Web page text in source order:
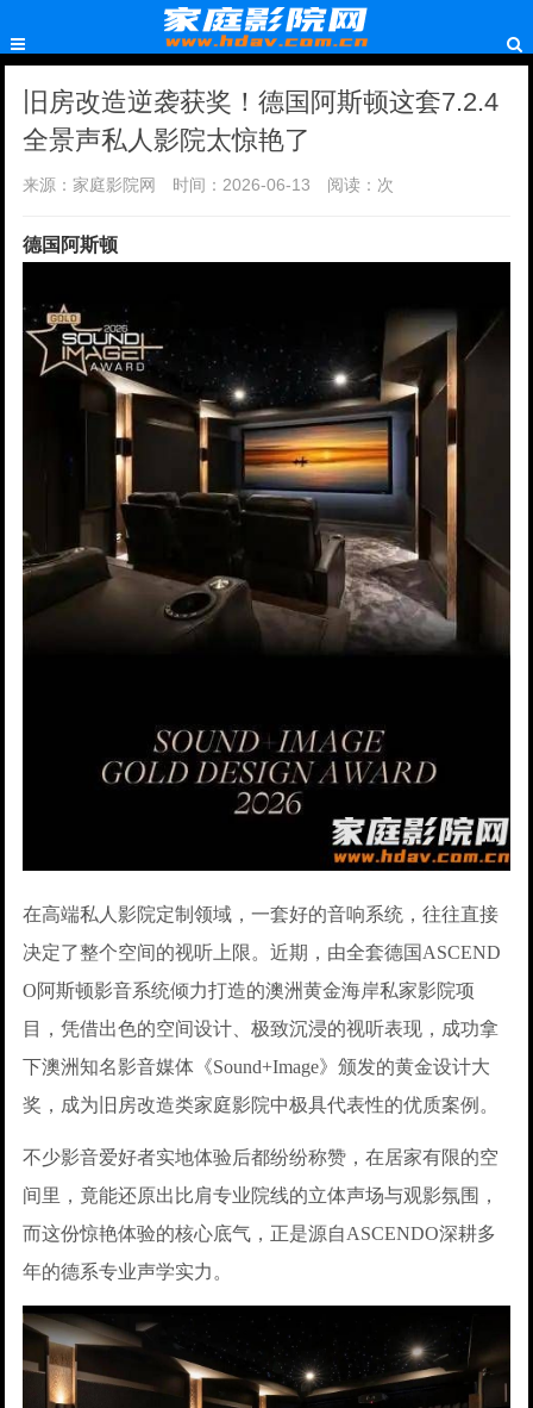
旧房改造逆袭获奖！德国阿斯顿这套7.2.4
全景声私人影院太惊艳了
来源：家庭影院网 时间：2026-06-13 阅读： 次
德国阿斯顿
在高端私人影院定制领域，一套好的音响系统，往往直接
决定了整个空间的视听上限。近期，由全套德国ASCEND
O阿斯顿影音系统倾力打造的澳洲黄金海岸私家影院项
目，凭借出色的空间设计、极致沉浸的视听表现，成功拿
下澳洲知名影音媒体《Sound+Image》颁发的黄金设计大
奖，成为旧房改造类家庭影院中极具代表性的优质案例。
不少影音爱好者实地体验后都纷纷称赞，在居家有限的空
间里，竟能还原出比肩专业院线的立体声场与观影氛围，
而这份惊艳体验的核心底气，正是源自ASCENDO深耕多
年的德系专业声学实力。